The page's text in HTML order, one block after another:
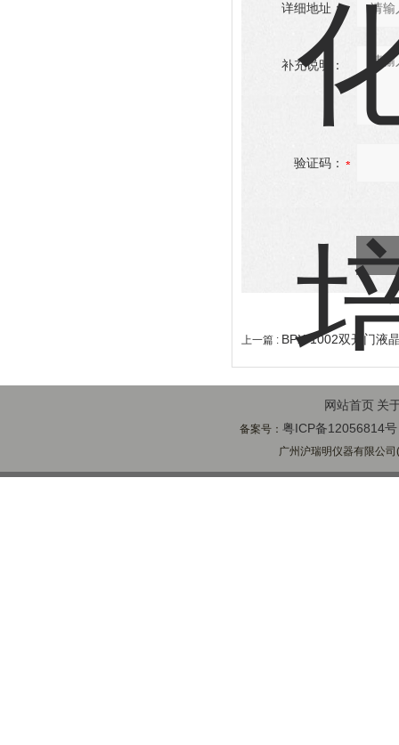
详细地址：
补充说明：
验证码：
上一篇 : BPX-1002双开门液
网站首页 关
备案号： 粤ICP备12056814号
广州沪瑞明仪器有限公